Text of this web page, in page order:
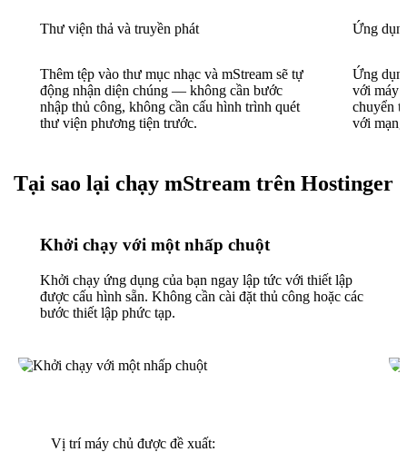
Thư viện thả và truyền phát
Thêm tệp vào thư mục nhạc và mStream sẽ tự
động nhận diện chúng — không cần bước
nhập thủ công, không cần cấu hình trình quét
thư viện phương tiện trước.
Ứng
Ứng
với máy
chuyển
với
Tại sao lại chạy mStream trên Hostinger
Khởi chạy với một nhấp chuột
Khởi chạy ứng dụng của bạn ngay lập tức với thiết lập
được cấu hình sẵn. Không cần cài đặt thủ công hoặc các
bước thiết lập phức tạp.
Vị trí máy chủ được đề xuất: